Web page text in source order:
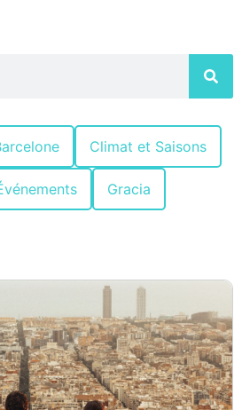
Climat et Saisons
Gracia